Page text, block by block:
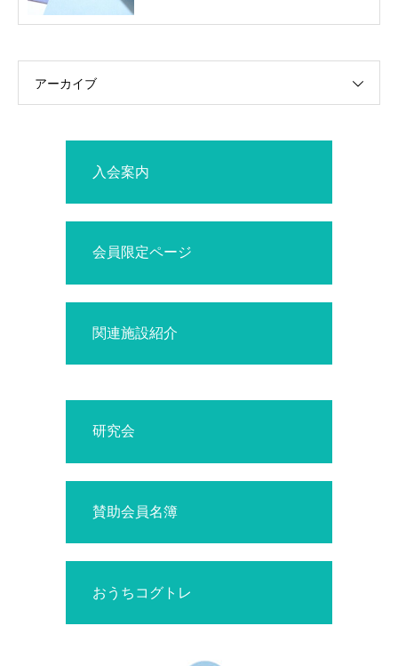
アーカイブ
入会案内
会員限定ページ
関連施設紹介
研究会
賛助会員名簿
おうちコグトレ